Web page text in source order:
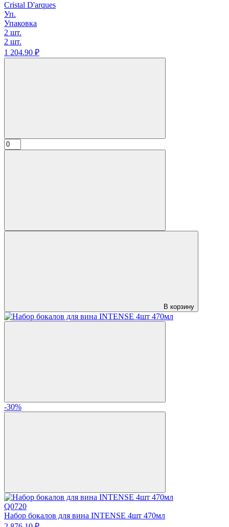
Cristal D'arques
Уп.
Упаковка
2 шт.
2 шт.
1 204.90 ₽
В корзину
-30%
Q0720
Набор бокалов для вина INTENSE 4шт 470мл